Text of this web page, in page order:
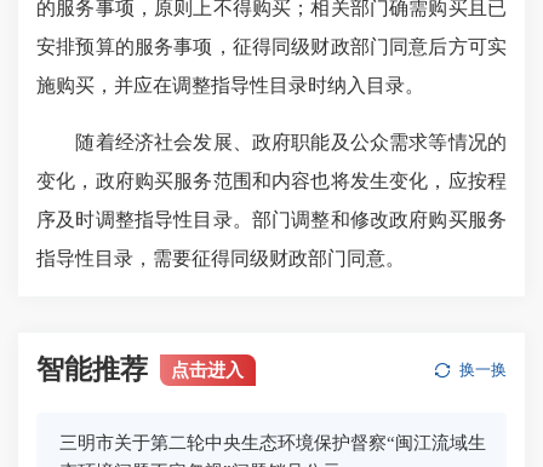
的服务事项，原则上不得购买；相关部门确需购买且已
安排预算的服务事项，征得同级财政部门同意后方可实
施购买，并应在调整指导性目录时纳入目录。
随着经济社会发展、政府职能及公众需求等情况的
变化，政府购买服务范围和内容也将发生变化，应按程
序及时调整指导性目录。部门调整和修改政府购买服务
指导性目录，需要征得同级财政部门同意。
智能推荐 点击进入 换一换
三明市关于第二轮中央生态环境保护督察“闽江流域生